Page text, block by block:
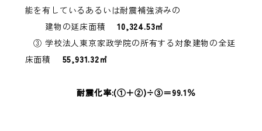
能を有しているあるいは耐震補強済みの
建物の延床面積10,324.53㎡
③ 学校法人東京家政学院の所有する対象建物の全延
床面積 55,931.32㎡
耐震化率:(①＋②)÷③＝99.1％